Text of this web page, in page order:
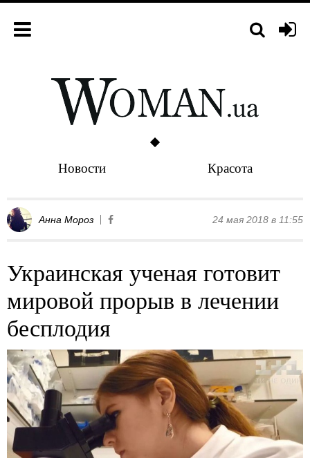
Новости Красота
Анна Мороз 24 мая 2018 в 11:55
Украинская ученая готовит
мировой прорыв в лечении
бесплодия